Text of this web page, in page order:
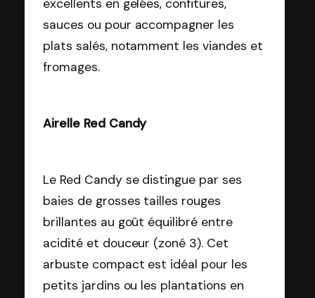
excellents en gelées, confitures,
sauces ou pour accompagner les
plats salés, notamment les viandes et
fromages.
Airelle Red Candy
Le Red Candy se distingue par ses
baies de grosses tailles rouges
brillantes au goût équilibré entre
acidité et douceur (zoné 3). Cet
arbuste compact est idéal pour les
petits jardins ou les plantations en